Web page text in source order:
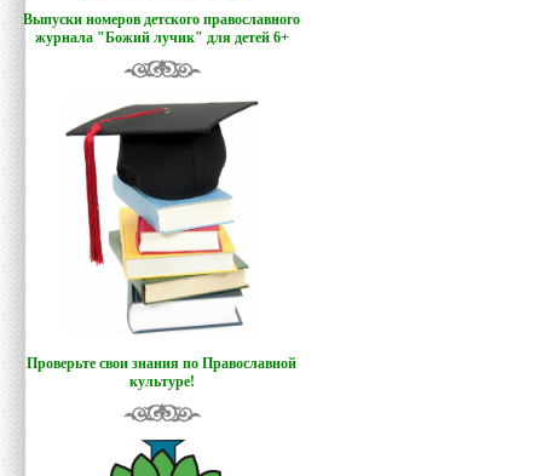
Выпуски номеров детского православного
журнала "Божий лучик" для детей 6+
Проверьте свои знания по Православной
культуре!